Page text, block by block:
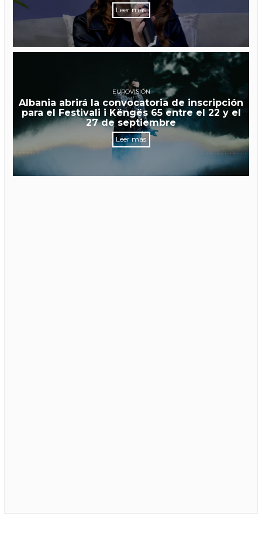
Leer más
EUROVISIÓN
Albania abrirá la convocatoria de inscripción
para el Festivali i Këngës 65 entre el 22 y el
27 de septiembre
Leer más